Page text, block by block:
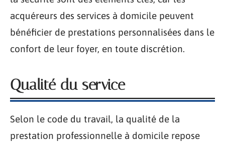
acquéreurs des services à domicile peuvent
bénéficier de prestations personnalisées dans le
confort de leur foyer, en toute discrétion.
Qualité du service
Selon le code du travail, la qualité de la
prestation professionnelle à domicile repose